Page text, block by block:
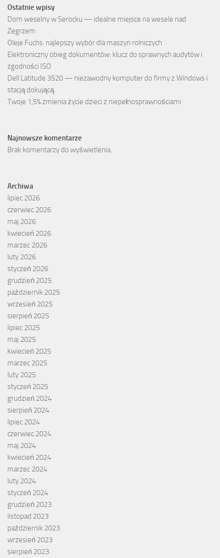
Ostatnie wpisy
Dom weselny w Serocku — idealne miejsce na wesele nad
Zegrzem
Oleje Fuchs: najlepszy wybór dla maszyn rolniczych
Elektroniczny obieg dokumentów: klucz do sprawnych audytów i
zgodności ISO
Dell Latitude 3520 — niezawodny komputer do firmy z Windows i
stacją dokującą
Twoje 1,5% zmienia życie dzieci z niepełnosprawnościami
Najnowsze komentarze
Brak komentarzy do wyświetlenia.
Archiwa
lipiec 2026
czerwiec 2026
maj 2026
kwiecień 2026
marzec 2026
luty 2026
styczeń 2026
grudzień 2025
październik 2025
wrzesień 2025
sierpień 2025
lipiec 2025
maj 2025
kwiecień 2025
marzec 2025
luty 2025
styczeń 2025
grudzień 2024
sierpień 2024
lipiec 2024
czerwiec 2024
maj 2024
kwiecień 2024
marzec 2024
luty 2024
styczeń 2024
grudzień 2023
listopad 2023
październik 2023
wrzesień 2023
sierpień 2023